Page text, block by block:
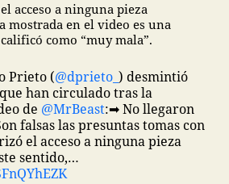
acceso a ninguna pieza
mostrada en el video es una
como “muy mala”.
Prieto (@dprieto_ ) desmintió
han circulado tras la
de @MrBeast:➡ No llegaron
falsas las presuntas tomas con
el acceso a ninguna pieza
sentido,…